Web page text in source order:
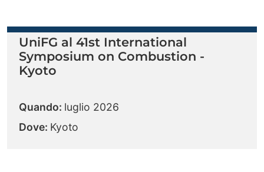
UniFG al 41st International
Symposium on Combustion -
Kyoto
Quando: luglio 2026
Dove: Kyoto